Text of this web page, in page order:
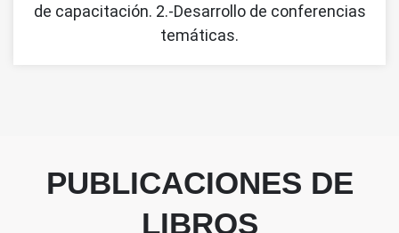
de capacitación. 2.-Desarrollo de conferencias
temáticas.
PUBLICACIONES DE
LIBROS